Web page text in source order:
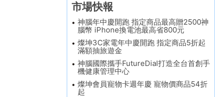
市場快報
神腦年中慶開跑 指定商品最高贈2500神
腦幣 iPhone換電池最高省800元
燦坤3C家電年中慶開跑 指定商品5折起
滿額抽旅遊金
神腦國際攜手FutureDial打造全台首創手
機健康管理中心
燦坤會員寵物卡週年慶 寵物價商品54折
起